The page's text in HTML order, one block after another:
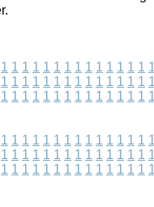
1 1 1 1 1 1 1 1 1 1 1 1 1 1 1
1 1 1 1 1 1 1 1 1 1 1 1 1 1 1
1 1 1 1 1 1 1 1 1 1 1 1 1 1 1
1 1 1 1 1 1 1 1 1 1 1 1 1 1 1
1 1 1 1 1 1 1 1 1 1 1 1 1 1 1
1 1 1 1 1 1 1 1 1 1 1 1 1 1 1